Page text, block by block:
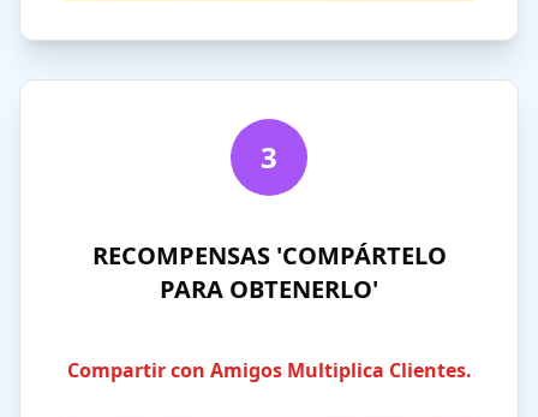
3
RECOMPENSAS 'COMPÁRTELO
PARA OBTENERLO'
Compartir con Amigos Multiplica Clientes.